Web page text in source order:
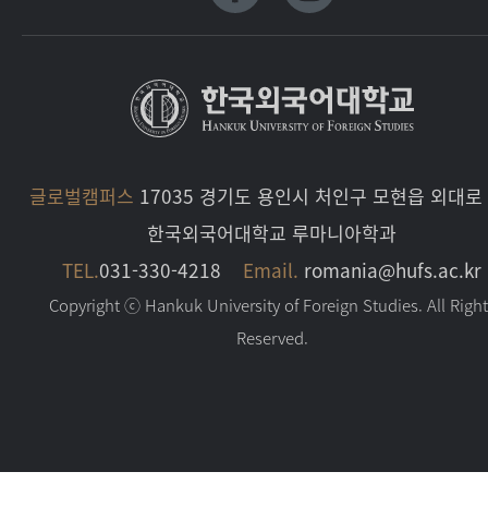
글로벌캠퍼스 17035 경기도 용인시 처인구 모현읍 외대
한국외국어대학교 루마니아학과
TEL.031-330-4218 Email. romania@hufs.ac.kr
Copyright ⓒ Hankuk University of Foreign Studies. All
Reserved.